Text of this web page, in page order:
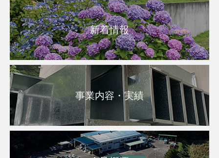
新着情報
事業内容・実績